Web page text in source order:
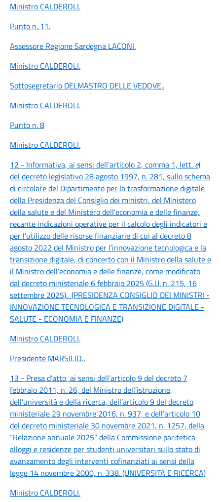
Ministro CALDEROLI.
Punto n. 11.
Assessore Regione Sardegna LACONI.
Ministro CALDEROLI.
Sottosegretario DELMASTRO DELLE VEDOVE..
Ministro CALDEROLI.
Punto n. 8
Ministro CALDEROLI.
12 - Informativa, ai sensi dell’articolo 2, comma 1, lett. e)
del decreto legislativo 28 agosto 1997, n. 281, sullo schema
di circolare del Dipartimento per la trasformazione digitale
della Presidenza del Consiglio dei ministri, del Ministero
della salute e del Ministero dell’economia e delle finanze,
recante indicazioni operative per il calcolo degli indicatori e
per l’utilizzo delle risorse finanziarie di cui al decreto 8
agosto 2022 del Ministro per l’innovazione tecnologica e la
transizione digitale, di concerto con il Ministro della salute e
il Ministro dell’economia e delle finanze, come modificato
dal decreto ministeriale 6 febbraio 2025 (G.U. n. 215, 16
settembre 2025). (PRESIDENZA CONSIGLIO DEI MINISTRI -
INNOVAZIONE TECNOLOGICA E TRANSIZIONE DIGITALE -
SALUTE - ECONOMIA E FINANZE)
Ministro CALDEROLI.
Presidente MARSILIO..
13 - Presa d’atto, ai sensi dell’articolo 9 del decreto 7
febbraio 2011, n. 26, del Ministro dell’istruzione,
dell’università e della ricerca, dell’articolo 9 del decreto
ministeriale 29 novembre 2016, n. 937, e dell’articolo 10
del decreto ministeriale 30 novembre 2021, n. 1257, della
“Relazione annuale 2025” della Commissione paritetica
alloggi e residenze per studenti universitari sullo stato di
avanzamento degli interventi cofinanziati ai sensi della
legge 14 novembre 2000, n. 338. (UNIVERSITÀ E RICERCA)
Ministro CALDEROLI.